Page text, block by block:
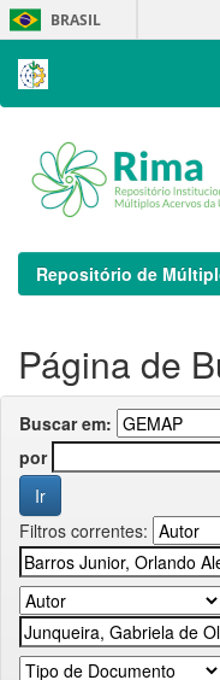
Skip
navigation
BRASIL
Repositório de
Página de
Buscar em:
por
Filtros correntes: